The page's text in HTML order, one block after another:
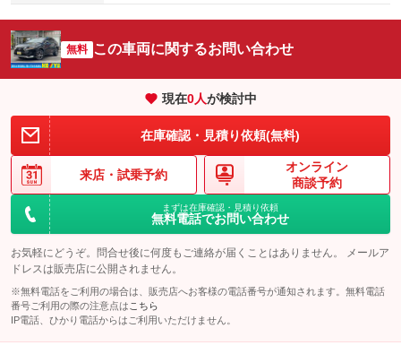
無料 この車両に関するお問い合わせ
現在0人が検討中
在庫確認・見積り依頼(無料)
来店・ 試乗予約
オンライン
商談予約
まずは在庫確認・見積り依頼
無料電話でお問い合わせ
お気軽にどうぞ。問合せ後に何度もご連絡が届くことはありません。 メールア
ドレスは販売店に公開されません。
※無料電話をご利用の場合は、販売店へお客様の電話番号が通知されます。無料電話
番号ご利用の際の注意点は こちら
IP電話、ひかり電話からはご利用いただけません。